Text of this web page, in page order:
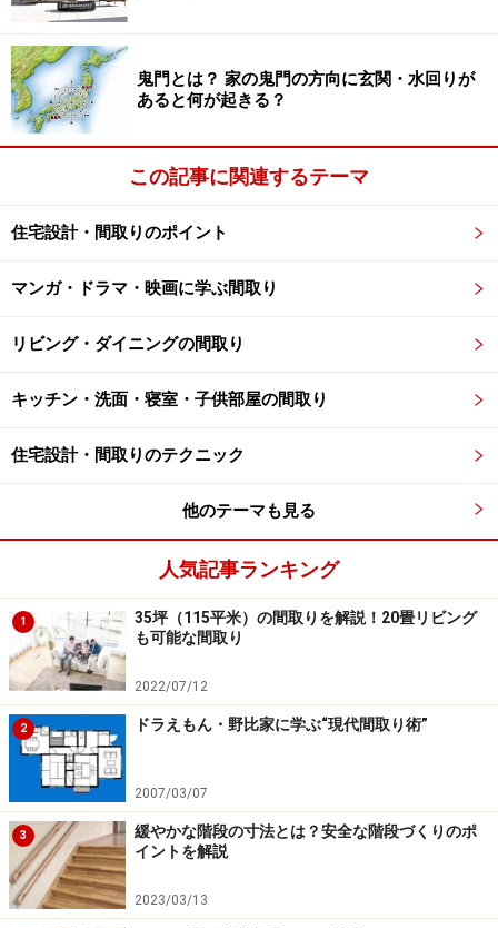
【図1】20畳のリビング・ダイニングを確保した延べ床面積
35坪の家の間取り例（クリックで拡大）
こちらの間取り図は1階の床面積は63.77平方メートル
（19.29坪）、吹抜けのある2階は52.98平方メートル
（16.02坪）、合計した延べ床面積は116.75平方メートル
（35.31坪）となっています。
1階のリビング・ダイニング・畳の間は一つの大きな空
間で、合わせて20畳の広さを確保しています（薄紫の部
分）。部屋の形は使いやすい長方形で、ダイニング・リ
ビング・畳コーナーとゾーン分けがしてあります。
延べ床面積35坪の一戸建て住宅で20畳リビングを確保す
るために行った工夫、間取りのポイントは下記の通りで
間取りのポイント1：廊下スペースを減らし
収納スペースを増やす
前ページ【図1】の間取りをご覧いただいた通り、20畳
のリビング・ダイニングを確保するために、1階の廊下
の面積を極力抑え、その分、リビング・ダイニングや収
納の充実を図っています。玄関脇にはスキー板やゴルフ
バッグなどの長モノもしまえる便利なシューズインクロ
ゼットを、キッチン脇に食品庫を配置しました。
鬼門とは？ 家の鬼門の方向に玄関・水回りが
あると何が起きる？
この記事に関連するテーマ
住宅設計・間取りのポイント
マンガ・ドラマ・映画に学ぶ間取り
リビング・ダイニングの間取り
キッチン・洗面・寝室・子供部屋の間取り
住宅設計・間取りのテクニック
他のテーマも見る
人気記事ランキング
1
35坪（115平米）の間取りを解説！20畳リビング
も可能な間取り
2022/07/12
2 ドラえもん・野比家に学ぶ“現代間取り術”
2007/03/07
3
緩やかな階段の寸法とは？安全な階段づくりのポ
イントを解説
2023/03/13